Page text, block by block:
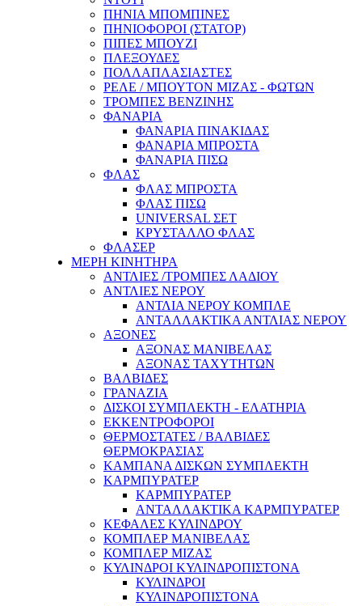
ΠΗΝΙΑ ΜΠΟΜΠΙΝΕΣ
ΠΗΝΙΟΦΟΡΟΙ (ΣΤΑΤΟΡ)
ΠΙΠΕΣ ΜΠΟΥΖΙ
ΠΛΕΞΟΥΔΕΣ
ΠΟΛΛΑΠΛΑΣΙΑΣΤΕΣ
ΡΕΛΕ / ΜΠΟΥΤΟΝ ΜΙΖΑΣ - ΦΩΤΩΝ
ΤΡΟΜΠΕΣ ΒΕΝΖΙΝΗΣ
ΦΑΝΑΡΙΑ
ΦΑΝΑΡΙΑ ΠΙΝΑΚΙΔΑΣ
ΦΑΝΑΡΙΑ ΜΠΡΟΣΤΑ
ΦΑΝΑΡΙΑ ΠΙΣΩ
ΦΛΑΣ
ΦΛΑΣ ΜΠΡΟΣΤΑ
ΦΛΑΣ ΠΙΣΩ
UNIVERSAL ΣΕΤ
ΚΡΥΣΤΑΛΛΟ ΦΛΑΣ
ΦΛΑΣΕΡ
ΜΕΡΗ ΚΙΝΗΤΗΡΑ
ΑΝΤΛΙΕΣ /ΤΡΟΜΠΕΣ ΛΑΔΙΟΥ
ΑΝΤΛΙΕΣ ΝΕΡΟΥ
ΑΝΤΛΙΑ ΝΕΡΟΥ ΚΟΜΠΛΕ
ΑΝΤΑΛΛΑΚΤΙΚΑ ΑΝΤΛΙΑΣ ΝΕΡΟΥ
ΑΞΟΝΕΣ
ΑΞΟΝΑΣ ΜΑΝΙΒΕΛΑΣ
ΑΞΟΝΑΣ ΤΑΧΥΤΗΤΩΝ
ΒΑΛΒΙΔΕΣ
ΓΡΑΝΑΖΙΑ
ΔΙΣΚΟΙ ΣΥΜΠΛΕΚΤΗ - ΕΛΑΤΗΡΙΑ
ΕΚΚΕΝΤΡΟΦΟΡΟΙ
ΘΕΡΜΟΣΤΑΤΕΣ / ΒΑΛΒΙΔΕΣ
ΘΕΡΜΟΚΡΑΣΙΑΣ
ΚΑΜΠΑΝΑ ΔΙΣΚΩΝ ΣΥΜΠΛΕΚΤΗ
ΚΑΡΜΠΥΡΑΤΕΡ
ΚΑΡΜΠΥΡΑΤΕΡ
ΑΝΤΑΛΛΑΚΤΙΚΑ ΚΑΡΜΠΥΡΑΤΕΡ
ΚΕΦΑΛΕΣ ΚΥΛΙΝΔΡΟΥ
ΚΟΜΠΛΕΡ ΜΑΝΙΒΕΛΑΣ
ΚΟΜΠΛΕΡ ΜΙΖΑΣ
ΚΥΛΙΝΔΡΟΙ ΚΥΛΙΝΔΡΟΠΙΣΤΟΝΑ
ΚΥΛΙΝΔΡΟΙ
ΚΥΛΙΝΔΡΟΠΙΣΤΟΝΑ